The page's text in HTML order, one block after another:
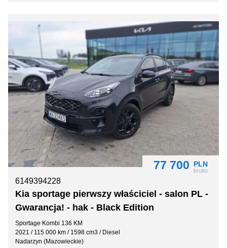
77 700 PLN
brutto
6149394228
Kia sportage pierwszy właściciel - salon PL -
Gwarancja! - hak - Black Edition
Sportage Kombi 136 KM
2021 / 115 000 km / 1598 cm3 / Diesel
Nadarzyn (Mazowieckie)